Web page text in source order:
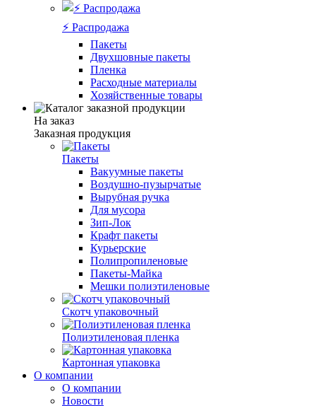
⚡️ Распродажа
Пакеты
Двухшовные пакеты
Пленка
Расходные материалы
Хозяйственные товары
На заказ
Заказная продукция
Пакеты
Вакуумные пакеты
Воздушно-пузырчатые
Вырубная ручка
Для мусора
Зип-Лок
Крафт пакеты
Курьерские
Полипропиленовые
Пакеты-Майка
Мешки полиэтиленовые
Скотч упаковочный
Полиэтиленовая пленка
Картонная упаковка
О компании
О компании
Новости